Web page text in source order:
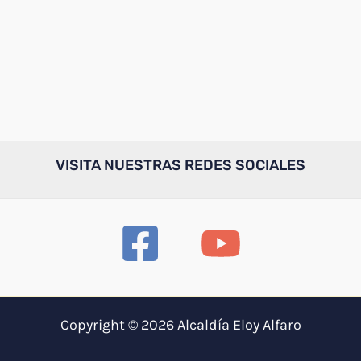
VISITA NUESTRAS REDES SOCIALES
Copyright © 2026 Alcaldía Eloy Alfaro